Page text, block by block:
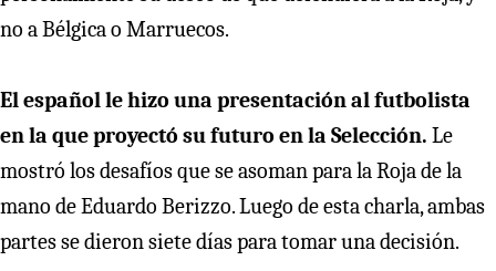
no a Bélgica o Marruecos.
El español le hizo una presentación al futbolista
en la que proyectó su futuro en la Selección. Le
mostró los desafíos que se asoman para la Roja de la
mano de Eduardo Berizzo. Luego de esta charla, ambas
partes se dieron siete días para tomar una decisión.